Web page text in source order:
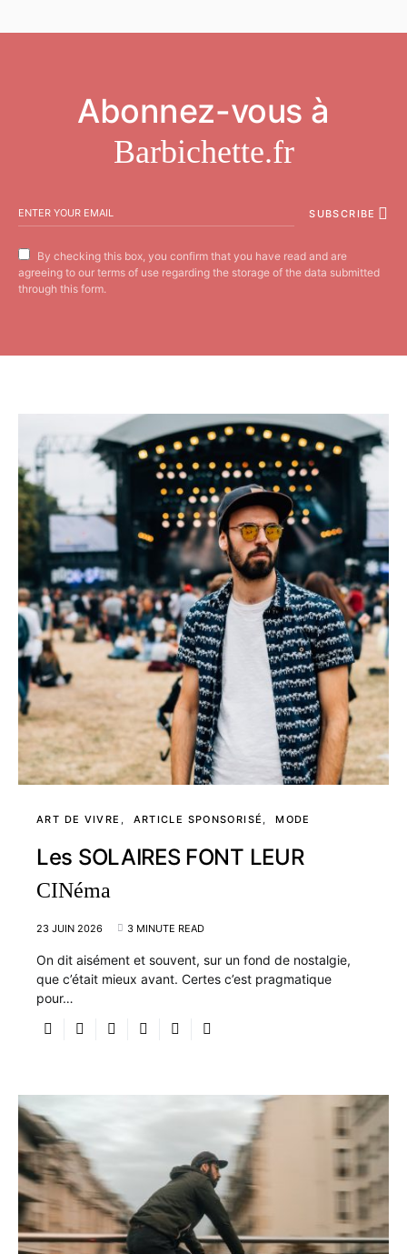
Abonnez-vous à
Barbichette.fr
SUBSCRIBE
By checking this box, you confirm that you have read and are
agreeing to our terms of use regarding the storage of the data submitted
through this form.
ART DE VIVRE ARTICLE SPONSORISÉ MODE
Les SOLAIRES FONT LEUR
CINéma
23 JUIN 2026 3 MINUTE READ
On dit aisément et souvent, sur un fond de nostalgie,
que c’était mieux avant. Certes c’est pragmatique
pour…